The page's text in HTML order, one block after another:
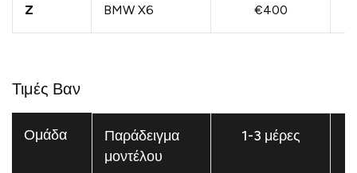
Z BMW X6 €400
Τιμές Βαν
Ομάδα
Παράδειγμα
μοντέλου
1-3 μέρες